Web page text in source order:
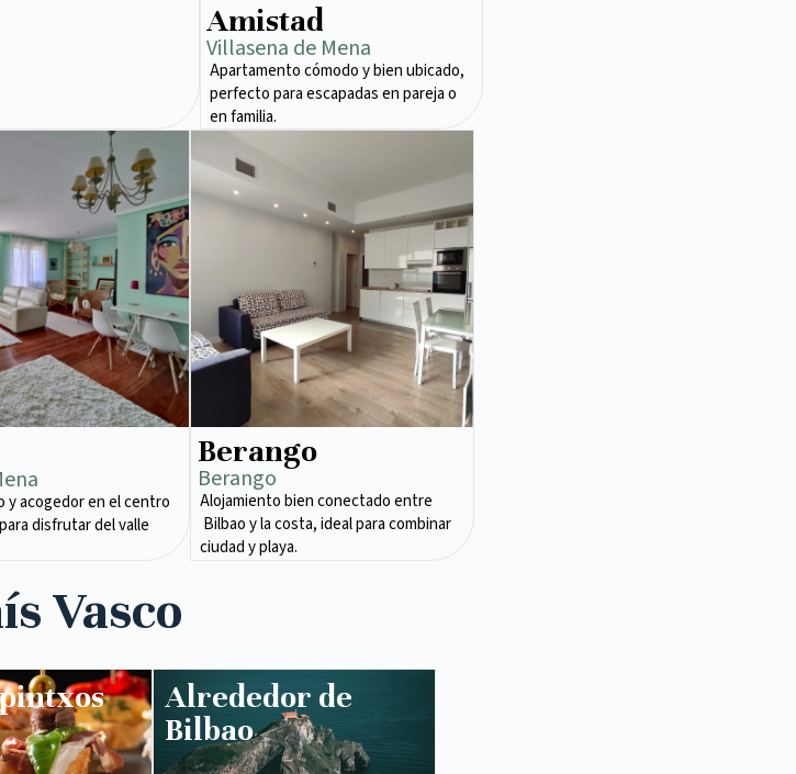
Amistad
Villasena de Mena
Apartamento cómodo y bien ubicado,
perfecto para escapadas en pareja o
en familia.
y acogedor en el centro
disfrutar del valle
Berango
Berango
Alojamiento bien conectado entre
Bilbao y la costa, ideal para combinar
ciudad y playa.
Vasco
Alrededor de
Bilbao